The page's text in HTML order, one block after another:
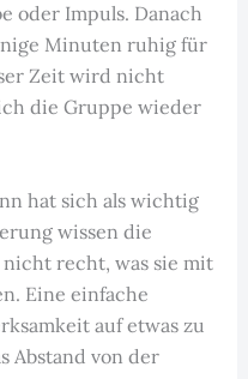
oder Impuls. Danach
Minuten ruhig für
Zeit wird nicht
die Gruppe wieder
hat sich als wichtig
wissen die
recht, was sie mit
Eine einfache
auf etwas zu
Abstand von der